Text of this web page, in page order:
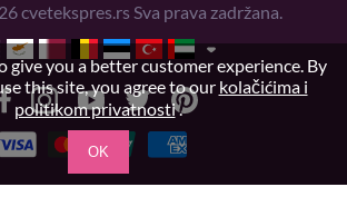
cvetekspres.rs Sva prava zadržana.
give you a better customer experience. By
this site, you agree to our kolačićima i
politikom privatnosti.
OK